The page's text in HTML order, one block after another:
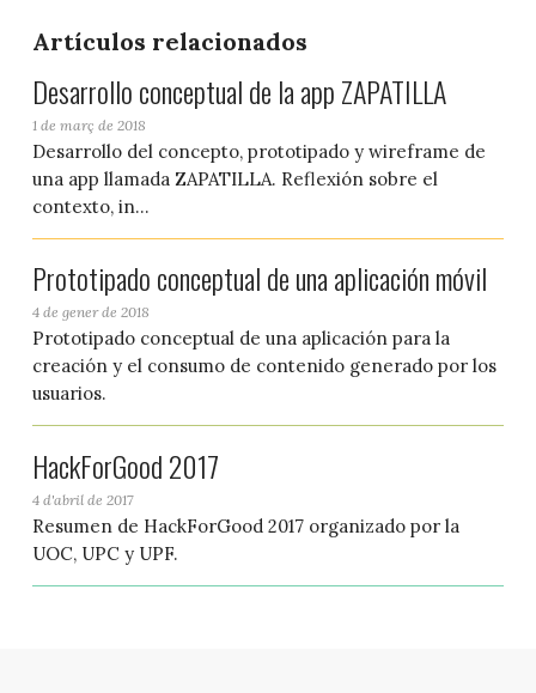
Artículos relacionados
Desarrollo conceptual de la app ZAPATILLA
1 de març de 2018
Desarrollo del concepto, prototipado y wireframe de
una app llamada ZAPATILLA. Reflexión sobre el
contexto, in...
Prototipado conceptual de una aplicación móvil
4 de gener de 2018
Prototipado conceptual de una aplicación para la
creación y el consumo de contenido generado por los
usuarios.
HackForGood 2017
4 d'abril de 2017
Resumen de HackForGood 2017 organizado por la
UOC, UPC y UPF.